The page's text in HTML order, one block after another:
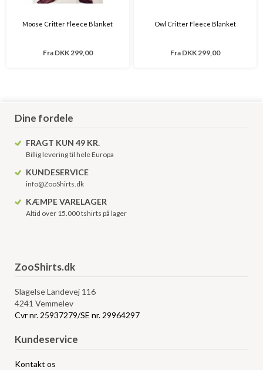
Moose Critter Fleece Blanket
Fra DKK 299,00
Owl Critter Fleece Blanket
Fra DKK 299,00
Dine fordele
FRAGT KUN 49 KR.
Billig levering til hele Europa
KUNDESERVICE
info@ZooShirts.dk
KÆMPE VARELAGER
Altid over 15.000 tshirts på lager
ZooShirts.dk
Slagelse Landevej 116
4241 Vemmelev
Cvr nr. 25937279/SE nr. 29964297
Kundeservice
Kontakt os